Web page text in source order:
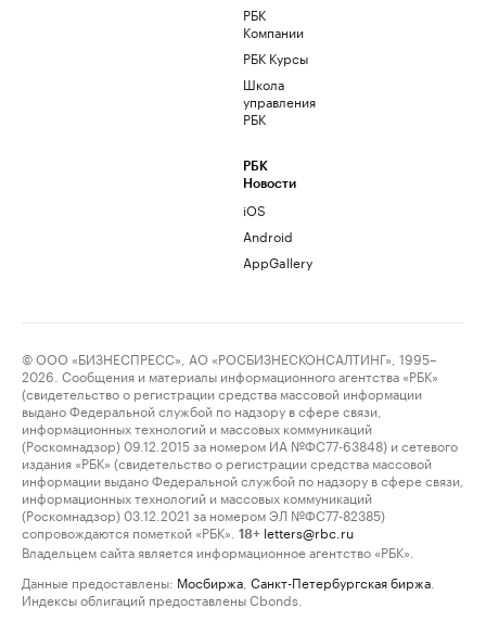
РБК
Компании
РБК Курсы
Школа
управления
РБК
РБК
Новости
iOS
Android
AppGallery
© ООО «БИЗНЕСПРЕСС», АО «РОСБИЗНЕСКОНСАЛТИНГ», 1995–
2026. Сообщения и материалы информационного агентства «РБК»
(свидетельство о регистрации средства массовой информации
выдано Федеральной службой по надзору в сфере связи,
информационных технологий и массовых коммуникаций
(Роскомнадзор) 09.12.2015 за номером ИА №ФС77-63848) и сетевого
издания «РБК» (свидетельство о регистрации средства массовой
информации выдано Федеральной службой по надзору в сфере связи,
информационных технологий и массовых коммуникаций
(Роскомнадзор) 03.12.2021 за номером ЭЛ №ФС77-82385)
сопровождаются пометкой «РБК».
18+ letters@rbc.ru
Владельцем сайта является информационное агентство «РБК».
Данные предоставлены: Мосбиржа Санкт-Петербургская биржа
Индексы облигаций предоставлены Cbonds.